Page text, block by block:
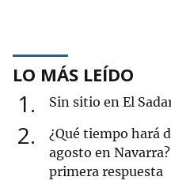
LO MÁS LEÍDO
1 Sin sitio en El
2
¿Qué tiempo hará
agosto en
primera respuesta